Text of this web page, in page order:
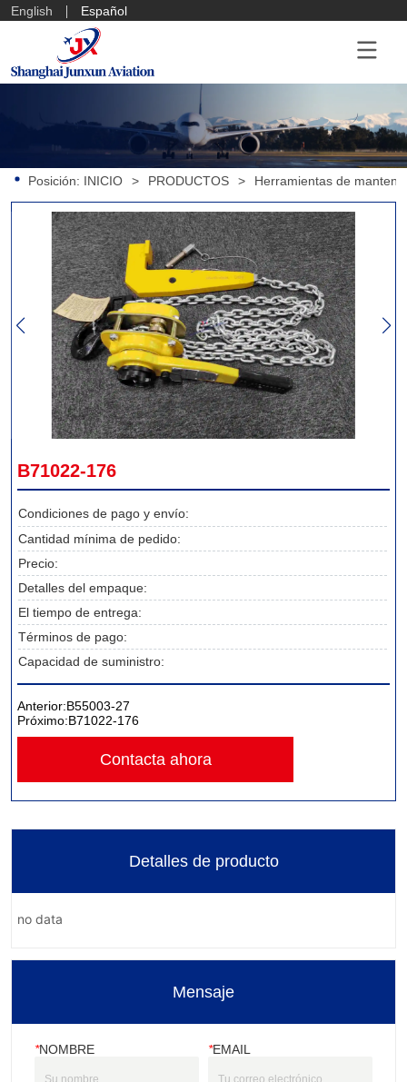
English Español
Posición: INICIO > PRODUCTOS > Herramientas de
B71022-176
Condiciones de pago y envío:
Cantidad mínima de pedido:
Precio:
Detalles del empaque:
El tiempo de entrega:
Términos de pago:
Capacidad de suministro:
Anterior:B55003-27
Próximo:B71022-176
Contacta ahora
Detalles de producto
no data
Mensaje
*NOMBRE *EMAIL